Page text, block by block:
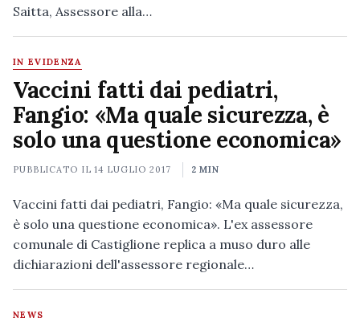
Saitta, Assessore alla…
IN EVIDENZA
Vaccini fatti dai pediatri,
Fangio: «Ma quale sicurezza, è
solo una questione economica»
PUBBLICATO IL14 LUGLIO 2017 2 MIN
Vaccini fatti dai pediatri, Fangio: «Ma quale sicurezza,
è solo una questione economica». L'ex assessore
comunale di Castiglione replica a muso duro alle
dichiarazioni dell'assessore regionale…
NEWS